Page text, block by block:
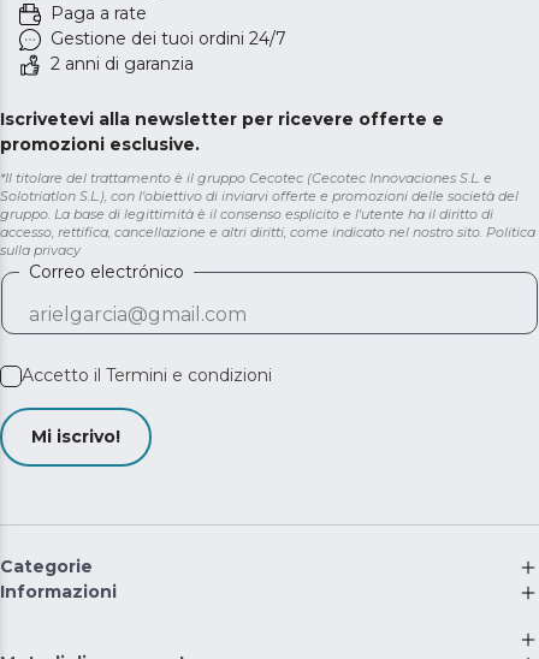
Paga a rate
Gestione dei tuoi ordini 24/7
2 anni di garanzia
Iscrivetevi alla newsletter per ricevere offerte e
promozioni esclusive.
*Il titolare del trattamento è il gruppo Cecotec (Cecotec Innovaciones S.L. e
Solotriatlon S.L.), con l'obiettivo di inviarvi offerte e promozioni delle società del
gruppo. La base di legittimità è il consenso esplicito e l'utente ha il diritto di
accesso, rettifica, cancellazione e altri diritti, come indicato nel nostro sito. Politica
sulla privacy
Correo electrónico
Accetto il Termini e condizioni
Mi iscrivo!
Categorie
Informazioni